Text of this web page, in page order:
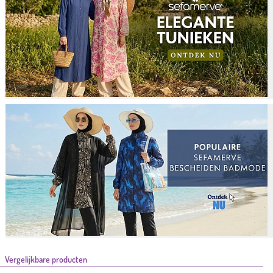
Vergelijkbare producten